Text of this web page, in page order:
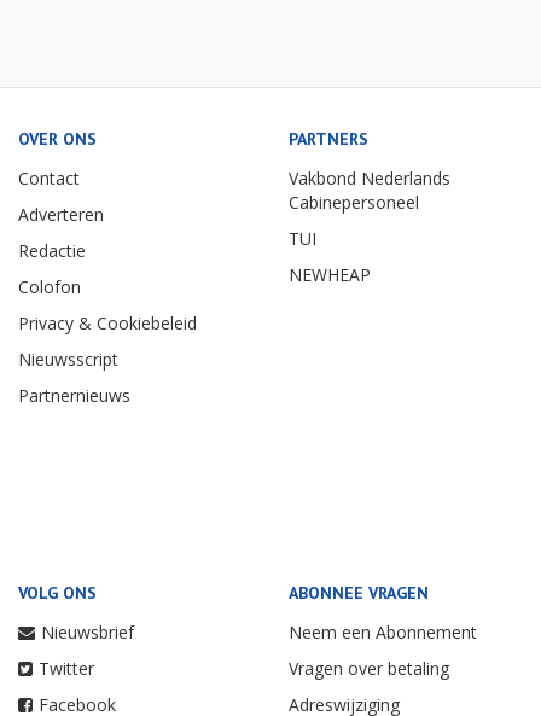
OVER ONS
Contact
Adverteren
Redactie
Colofon
Privacy & Cookiebeleid
Nieuwsscript
Partnernieuws
PARTNERS
Vakbond Nederlands
Cabinepersoneel
TUI
NEWHEAP
VOLG ONS
Nieuwsbrief
Twitter
Facebook
ABONNEE VRAGEN
Neem een Abonnement
Vragen over betaling
Adreswijziging